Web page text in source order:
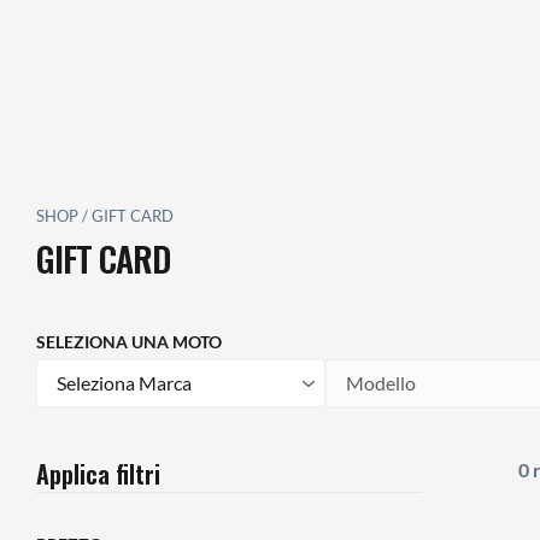
SHOP/GIFT CARD
GIFT CARD
SELEZIONA UNA MOTO
Marca Modello
Applica filtri 0